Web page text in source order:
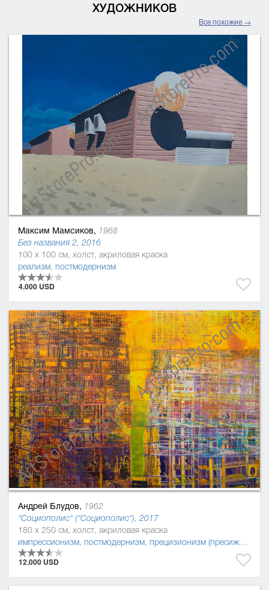
ХУДОЖНИКОВ
Все похожие →
Максим Мамсиков, 1968
Без названия 2, 2016
100 x 100 см, холст, акриловая краска
реализм, постмодернизм
4.000 USD
Андрей Блудов, 1962
"Социополис" ("Социополис"), 2017
180 x 250 см, холст, акриловая краска
импрессионизм, постмодернизм, прецизионизм (пресижинизм)
12.000 USD